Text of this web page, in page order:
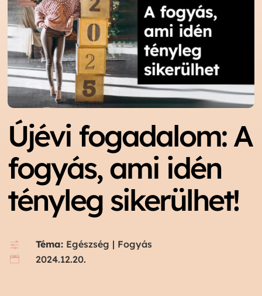
Újévi fogadalom: A
fogyás, ami idén
tényleg sikerülhet!
f Téma: Egészség | Fogyás
 2024.12.20.